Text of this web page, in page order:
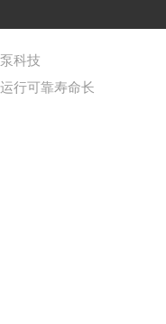
科技
行可靠寿命长